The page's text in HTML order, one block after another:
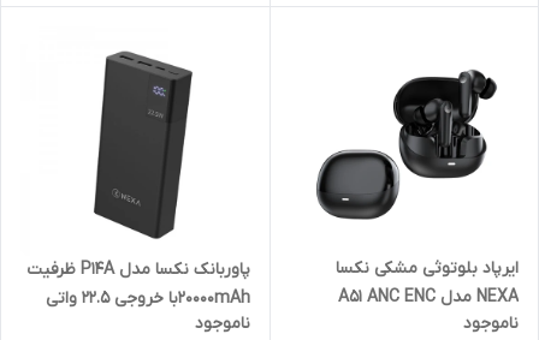
ایرپاد بلوتوثی مشکی نکسا
NEXA مدل A51 ANC ENC
ناموجود
پاوربانک نکسا مدل P14A ظرفیت
20000mAhبا خروجی 22.5 واتی
گارانتی فعال
ناموجود